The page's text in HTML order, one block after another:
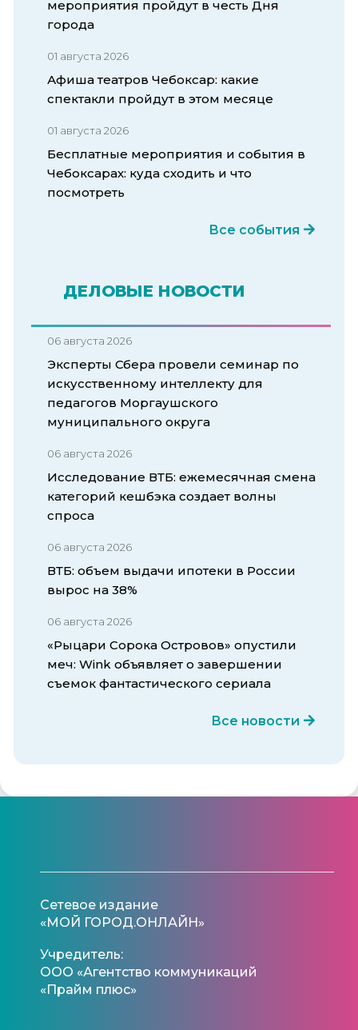
мероприятия пройдут в честь Дня
города
01 августа 2026
Афиша театров Чебоксар: какие
спектакли пройдут в этом месяце
01 августа 2026
Бесплатные мероприятия и события в
Чебоксарах: куда сходить и что
посмотреть
Все события
ДЕЛОВЫЕ НОВОСТИ
06 августа 2026
Эксперты Сбера провели семинар по
искусственному интеллекту для
педагогов Моргаушского
муниципального округа
06 августа 2026
Исследование ВТБ: ежемесячная смена
категорий кешбэка создает волны
спроса
06 августа 2026
ВТБ: объем выдачи ипотеки в России
вырос на 38%
06 августа 2026
«Рыцари Сорока Островов» опустили
меч: Wink объявляет о завершении
съемок фантастического сериала
Все новости
Сетевое издание
«МОЙ ГОРОД.ОНЛАЙН»
Учредитель:
ООО «Агентство коммуникаций
«Прайм плюс»